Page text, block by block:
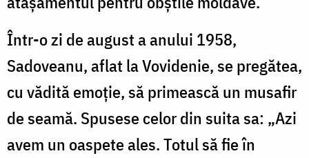
Într-o zi de august a anului 1958,
Sadoveanu, aflat la Vovidenie, se pregătea,
cu vădită emoţie, să primească un musafir
de seamă. Spusese celor din suita sa: „Azi
avem un oaspete ales. Totul să fie în